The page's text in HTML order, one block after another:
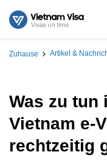
Zuhause Artikel &
Was zu tun
Vietnam e-
rechtzeitig